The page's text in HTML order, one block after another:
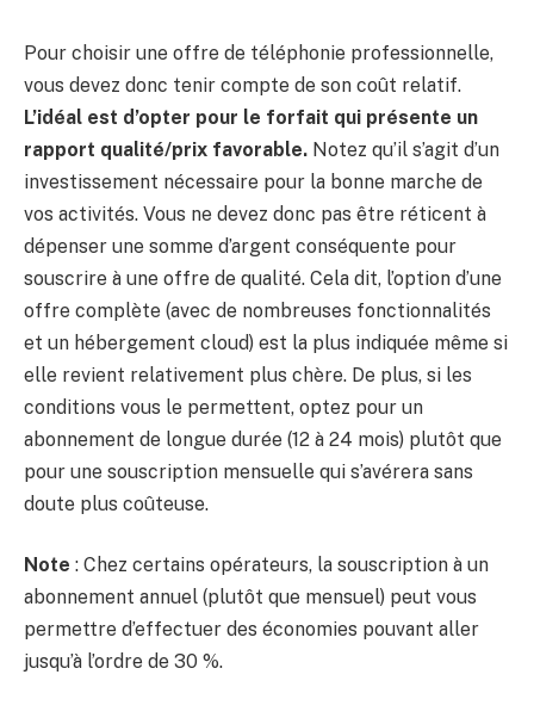
Pour choisir une offre de téléphonie professionnelle,
vous devez donc tenir compte de son coût relatif.
L’idéal est d’opter pour le forfait qui présente un
rapport qualité/prix favorable. Notez qu’il s’agit d’un
investissement nécessaire pour la bonne marche de
vos activités. Vous ne devez donc pas être réticent à
dépenser une somme d’argent conséquente pour
souscrire à une offre de qualité. Cela dit, l’option d’une
offre complète (avec de nombreuses fonctionnalités
et un hébergement cloud) est la plus indiquée même si
elle revient relativement plus chère. De plus, si les
conditions vous le permettent, optez pour un
abonnement de longue durée (12 à 24 mois) plutôt que
pour une souscription mensuelle qui s’avérera sans
doute plus coûteuse.
Note : Chez certains opérateurs, la souscription à un
abonnement annuel (plutôt que mensuel) peut vous
permettre d’effectuer des économies pouvant aller
jusqu’à l’ordre de 30 %.